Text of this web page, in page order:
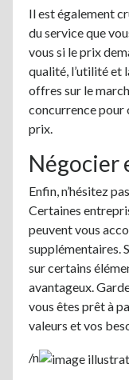
Il est également
du service que
vous si le prix
qualité, l’utilité et
offres sur le
concurrence
prix.
Négocier
Enfin, n’hésitez
Certaines
peuvent vous
supplémentaires.
sur certains
avantageux.
vous êtes prêt à
valeurs et vos
/n